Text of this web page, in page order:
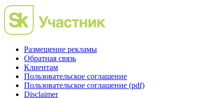
Размещение рекламы
Обратная связь
Клиентам
Пользовательское соглашение
Пользовательское соглашение (pdf)
Disclaimer